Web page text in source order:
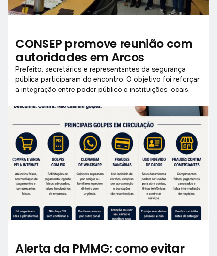
CONSEP promove reunião com
autoridades em Arcos
Prefeito, secretários e representantes da segurança
pública participaram do encontro. O objetivo foi reforçar
a integração entre poder público e instituições locais.
Alerta da PMMG: como evitar